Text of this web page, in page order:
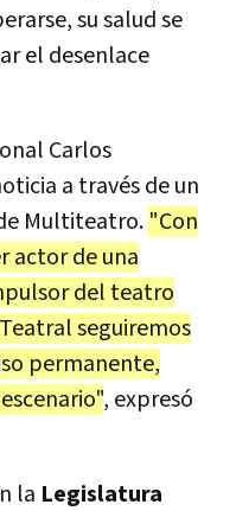
su salud se
el desenlace
Carlos
a través de un
Multiteatro. "Con
actor de una
del teatro
seguiremos
permanente,
, expresó
la Legislatura